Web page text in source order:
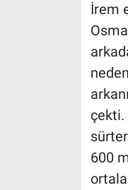
İrem
çekti.
600